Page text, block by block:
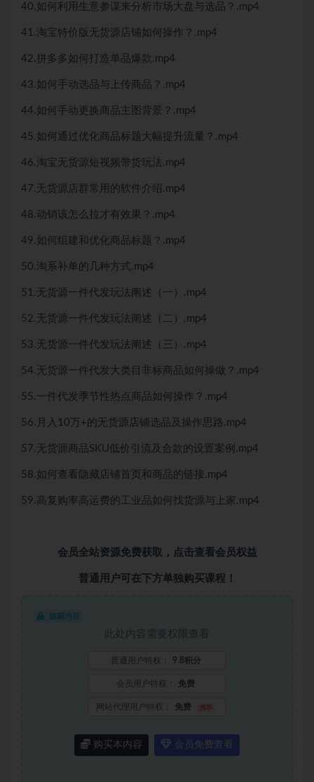
40.如何利用生意参谋来分析市场大盘与选品？.mp4
41.淘宝特价版无货源店铺如何操作？.mp4
42.拼多多如何打造单品爆款.mp4
43.如何手动选品与上传商品？.mp4
44.如何手动更换商品主图背景？.mp4
45.如何通过优化商品标题大幅提升流量？.mp4
46.淘宝无货源短视频带货玩法.mp4
47.无货源店群常用的软件介绍.mp4
48.动销该怎么拉才有效果？.mp4
49.如何组建和优化商品标题？.mp4
50.淘系补单的几种方式.mp4
51.无货源一件代发玩法阐述（一）.mp4
52.无货源一件代发玩法阐述（二）.mp4
53.无货源一件代发玩法阐述（三）.mp4
54.无货源一件代发大类目非标商品如何操做？.mp4
55.一件代发季节性热点商品如何操作？.mp4
56.月入10万+的无货源店铺选品及操作思路.mp4
57.无货源商品SKU低价引流及合款的设置案例.mp4
58.如何查看隐藏店铺首页和商品的链接.mp4
59.高复购率高运费的工业品如何找货源与上家.mp4
会员全站资源免费获取， 点击查看会员权益
普通用户可在下方单独购买课程！
隐藏内容
此处内容需要权限查看
普通用户特权： 9.8积分
会员用户特权： 免费
网站代理用户特权： 免费 推荐
购买本内容 会员免费查看